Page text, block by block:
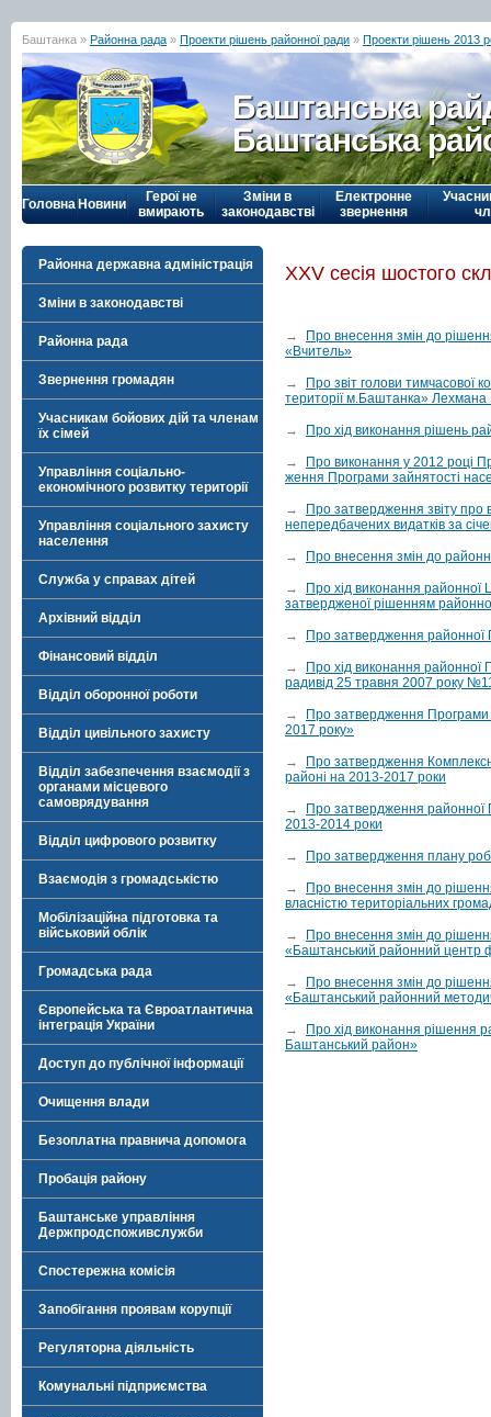
Баштанка » Районна рада » Проекти рішень районної ради » Проекти рішень 2013
Баштанська
Баштанська
Головна Новини
Герої не
вмирають
Зміни в
законодавстві
Електронне
звернення
Районна державна адміністрація
Зміни в законодавстві
Районна рада
Звернення громадян
Учасникам бойових дій та членам
їх сімей
Управління соціально-
економічного розвитку території
Управління соціального захисту
населення
Служба у справах дітей
Архівний відділ
Фінансовий відділ
Відділ оборонної роботи
Відділ цивільного захисту
Відділ забезпечення взаємодії з
органами місцевого
самоврядування
Відділ цифрового розвитку
Взаємодія з громадськістю
Мобілізаційна підготовка та
військовий облік
Громадська рада
Європейська та Євроатлантична
інтеграція України
Доступ до публічної інформації
Очищення влади
Безоплатна правнича допомога
Пробація району
Баштанське управління
Держпродспоживслужби
Спостережна комісія
Запобігання проявам корупції
Регуляторна діяльність
Комунальні підприємства
ХХV сесія шостого
→
Про внесення змін до
«Вчитель»
→
Про звіт голови тимчасової
території м.Баштанка»
→ Про хід виконання рішень
→
Про виконання у 2012 році
ження Програми зайнятості
→
Про затвердження звіту
непередбачених видатків за
→ Про внесення змін до
→
Про хід виконання районної
затвердженої рішенням
→ Про затвердження
→
Про хід виконання
радивід 25 травня 2007 року
→
Про затвердження Програми
2017 року»
→
Про затвердження
районі на 2013-2017 роки
→
Про затвердження районної
2013-2014 роки
→ Про затвердження плану
→
Про внесення змін до
власністю територіальних
→
Про внесення змін до
«Баштанський районний центр
→
Про внесення змін до
«Баштанський районний
→
Про хід виконання рішення
Баштанський район»